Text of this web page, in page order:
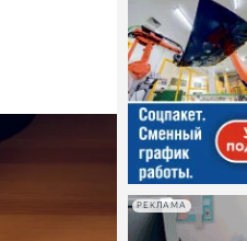
РЕКЛАМА